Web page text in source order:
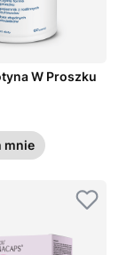
W Proszku
mnie